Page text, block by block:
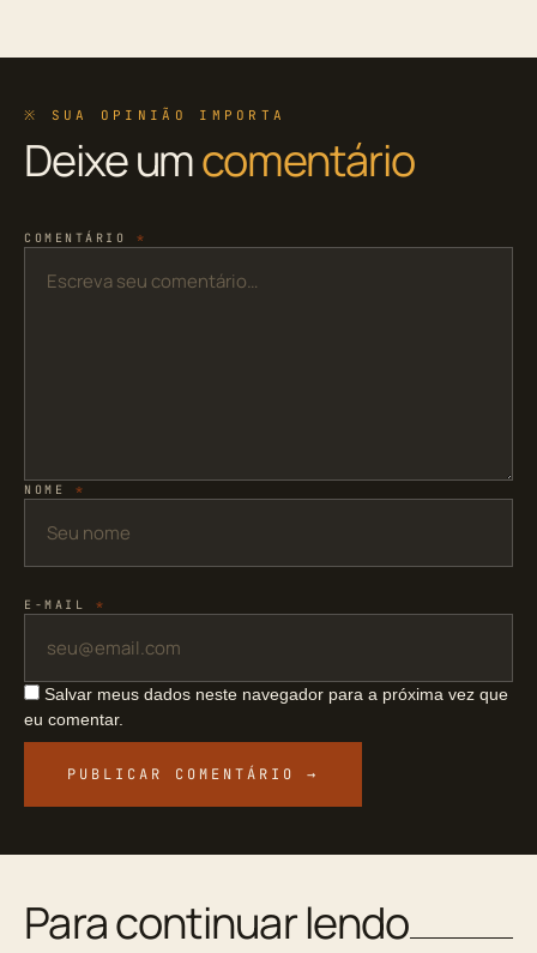
※ SUA OPINIÃO IMPORTA
Deixe umcomentário
COMENTÁRIO *
NOME *
E-MAIL *
Salvar meus dados neste navegador para a próxima vez que
eu comentar.
Para continuar lendo